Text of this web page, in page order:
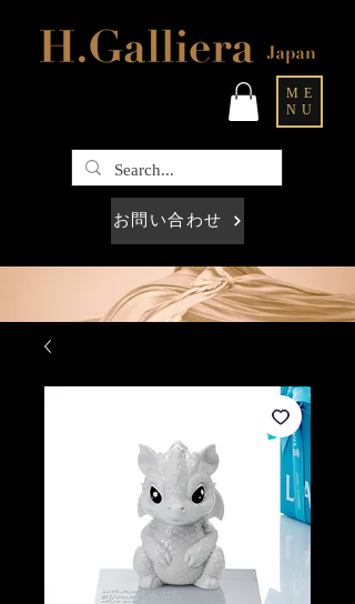
ME
NU
お問い合わせ